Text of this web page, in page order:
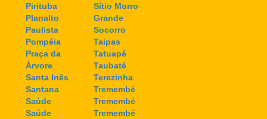
Pirituba
Planalto
Paulista
Pompéia
Praça da
Árvore
Santa Inês
Santana
Saúde
Saúde
Sítio Morro
Grande
Socorro
Taipas
Tatuapé
Taubaté
Terezinha
Tremembé
Tremembé
Tremembé